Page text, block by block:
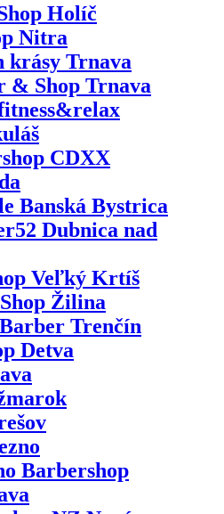
Holíč
Nitra
krásy Trnava
Shop Trnava
CDXX
Banská Bystrica
Dubnica nad
Veľký Krtíš
Žilina
Trenčín
Detva
Barbershop